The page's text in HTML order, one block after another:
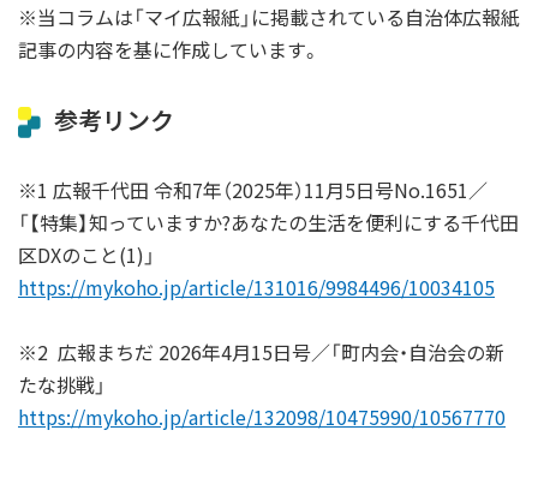
※当コラムは「マイ広報紙」に掲載されている自治体広報紙
記事の内容を基に作成しています。
参考リンク
※1 広報千代田 令和7年（2025年）11月5日号No.1651／
「【特集】知っていますか?あなたの生活を便利にする千代田
区DXのこと(1)」
https://mykoho.jp/article/131016/9984496/10034105
※2 広報まちだ 2026年4月15日号／「町内会・自治会の新
たな挑戦」
https://mykoho.jp/article/132098/10475990/10567770